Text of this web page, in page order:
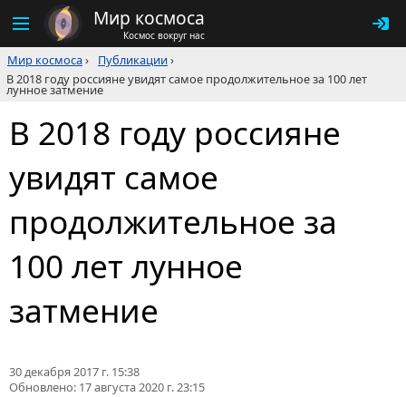
Мир космоса
Космос вокруг нас
Мир космоса› Публикации›
В 2018 году россияне увидят самое продолжительное за 100 лет
лунное затмение
В 2018 году россияне
увидят самое
продолжительное за
100 лет лунное
затмение
30 декабря 2017 г. 15:38
Обновлено: 17 августа 2020 г. 23:15